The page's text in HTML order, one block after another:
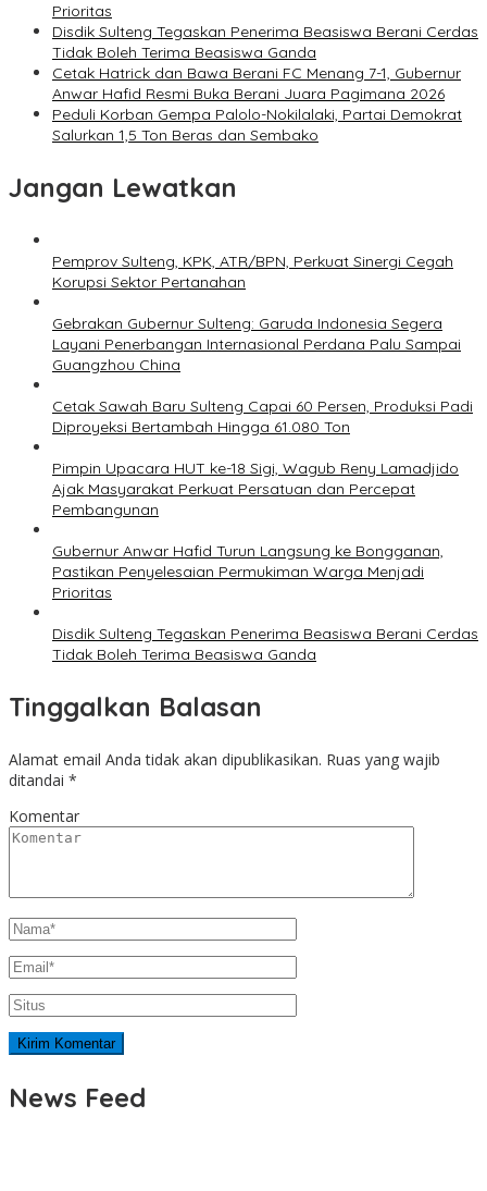
Prioritas
Disdik Sulteng Tegaskan Penerima Beasiswa Berani Cerdas
Tidak Boleh Terima Beasiswa Ganda
Cetak Hatrick dan Bawa Berani FC Menang 7-1, Gubernur
Anwar Hafid Resmi Buka Berani Juara Pagimana 2026
Peduli Korban Gempa Palolo-Nokilalaki, Partai Demokrat
Salurkan 1,5 Ton Beras dan Sembako
Jangan Lewatkan
Pemprov Sulteng, KPK, ATR/BPN, Perkuat Sinergi Cegah
Korupsi Sektor Pertanahan
Gebrakan Gubernur Sulteng: Garuda Indonesia Segera
Layani Penerbangan Internasional Perdana Palu Sampai
Guangzhou China
Cetak Sawah Baru Sulteng Capai 60 Persen, Produksi Padi
Diproyeksi Bertambah Hingga 61.080 Ton
Pimpin Upacara HUT ke-18 Sigi, Wagub Reny Lamadjido
Ajak Masyarakat Perkuat Persatuan dan Percepat
Pembangunan
Gubernur Anwar Hafid Turun Langsung ke Bongganan,
Pastikan Penyelesaian Permukiman Warga Menjadi
Prioritas
Disdik Sulteng Tegaskan Penerima Beasiswa Berani Cerdas
Tidak Boleh Terima Beasiswa Ganda
Tinggalkan Balasan
Alamat email Anda tidak akan dipublikasikan. Ruas yang wajib
ditandai *
Komentar
News Feed